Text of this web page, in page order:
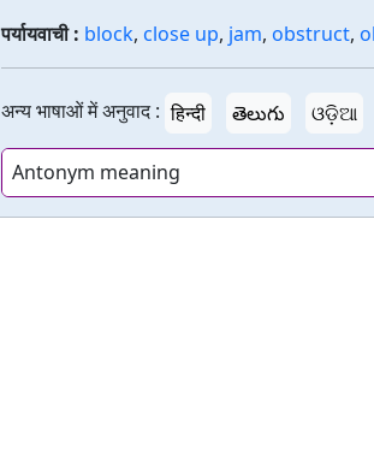
पर्यायवाची : block, close up, jam, obstruct,
अन्य भाषाओं में अनुवाद : हिन्दी తెలుగు ଓଡ଼ିଆ
Antonym meaning